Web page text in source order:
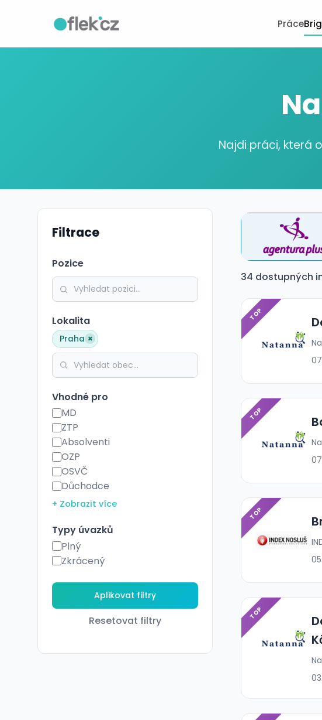
Práce
Najdi práci, která
Filtrace
Pozice
Lokalita
Praha ×
Vhodné pro
MD
ZTP
Absolventi
OZP
OSVČ
Důchodce
+ Zobrazit více
Typy úvazků
Plný
Zkrácený
Resetovat filtry
34 dostupných
TOP
TOP
TOP
TOP